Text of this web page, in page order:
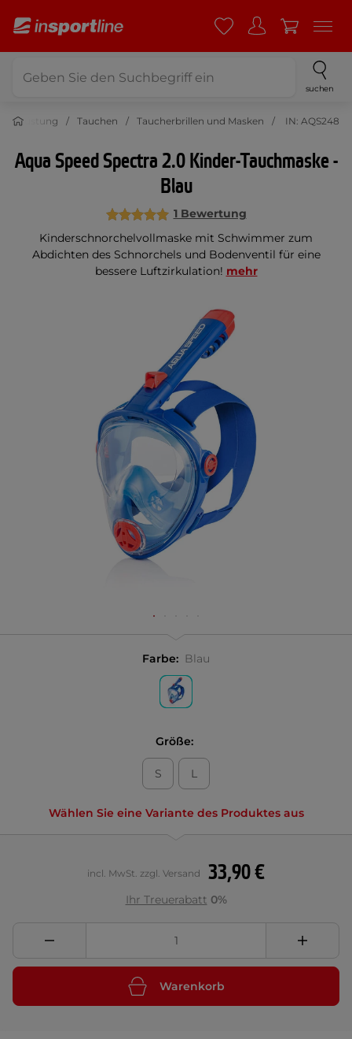
suchen
Tauchen Taucherbrillen und Masken IN: AQS248
Aqua Speed Spectra 2.0 Kinder-Tauchmaske -
Blau
1 Bewertung
Kinderschnorchelvollmaske mit Schwimmer zum
Abdichten des Schnorchels und Bodenventil für eine
bessere Luftzirkulation! mehr
Farbe: Blau
Größe:
S L
Wählen Sie eine Variante des Produktes aus
33,90 €
incl. MwSt. zzgl. Versand
Ihr Treuerabatt 0%
Warenkorb